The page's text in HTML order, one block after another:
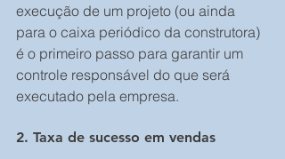
execução de um projeto (ou ainda
para o caixa periódico da construtora)
é o primeiro passo para garantir um
controle responsável do que será
executado pela empresa.
2. Taxa de sucesso em vendas